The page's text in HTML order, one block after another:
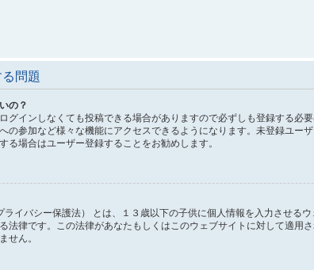
問題
の？
グインしなくても投稿できる場合がありますので必ずしも登録する
の参加など様々な機能にアクセスできるようになります。未登録ユ
る場合はユーザー登録することをお勧めします。
ライバシー保護法） とは、１３歳以下の子供に個人情報を入力させ
法律です。この法律があなたもしくはこのウェブサイトに対して適
せん。